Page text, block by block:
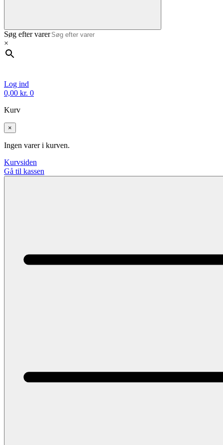
Søg efter varer
×
Log ind
0,00 kr. 0
Kurv
×
Ingen varer i kurven.
Kurvsiden
Gå til kassen